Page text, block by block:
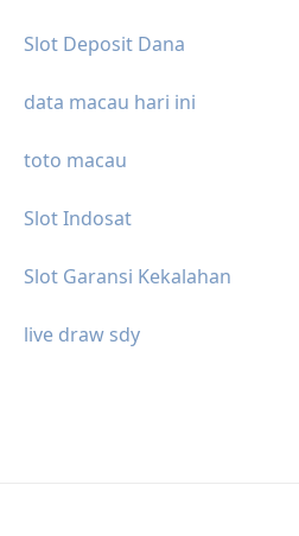
Slot Deposit Dana
data macau hari ini
toto macau
Slot Indosat
Slot Garansi Kekalahan
live draw sdy